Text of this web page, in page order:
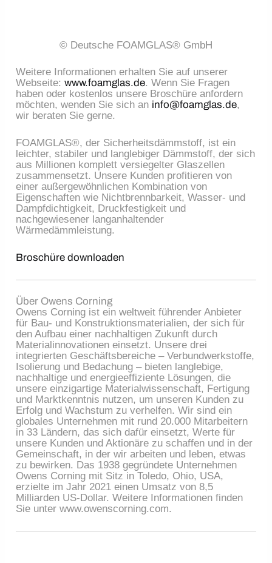
© Deutsche FOAMGLAS® GmbH
Weitere Informationen erhalten Sie auf unserer
Webseite:www.foamglas.de. Wenn Sie Fragen
haben oder kostenlos unsere Broschüre anfordern
möchten, wenden Sie sich an info@foamglas.de,
wir beraten Sie gerne.
FOAMGLAS®, der Sicherheitsdämmstoff, ist ein
leichter, stabiler und langlebiger Dämmstoff, der sich
aus Millionen komplett versiegelter Glaszellen
zusammensetzt. Unsere Kunden profitieren von
einer außergewöhnlichen Kombination von
Eigenschaften wie Nichtbrennbarkeit, Wasser- und
Dampfdichtigkeit, Druckfestigkeit und
nachgewiesener langanhaltender
Wärmedämmleistung.
Broschüre downloaden
Über Owens Corning
Owens Corning ist ein weltweit führender Anbieter
für Bau- und Konstruktionsmaterialien, der sich für
den Aufbau einer nachhaltigen Zukunft durch
Materialinnovationen einsetzt. Unsere drei
integrierten Geschäftsbereiche – Verbundwerkstoffe,
Isolierung und Bedachung – bieten langlebige,
nachhaltige und energieeffiziente Lösungen, die
unsere einzigartige Materialwissenschaft, Fertigung
und Marktkenntnis nutzen, um unseren Kunden zu
Erfolg und Wachstum zu verhelfen. Wir sind ein
globales Unternehmen mit rund 20.000 Mitarbeitern
in 33 Ländern, das sich dafür einsetzt, Werte für
unsere Kunden und Aktionäre zu schaffen und in der
Gemeinschaft, in der wir arbeiten und leben, etwas
zu bewirken. Das 1938 gegründete Unternehmen
Owens Corning mit Sitz in Toledo, Ohio, USA,
erzielte im Jahr 2021 einen Umsatz von 8,5
Milliarden US-Dollar. Weitere Informationen finden
Sie unter www.owenscorning.com.